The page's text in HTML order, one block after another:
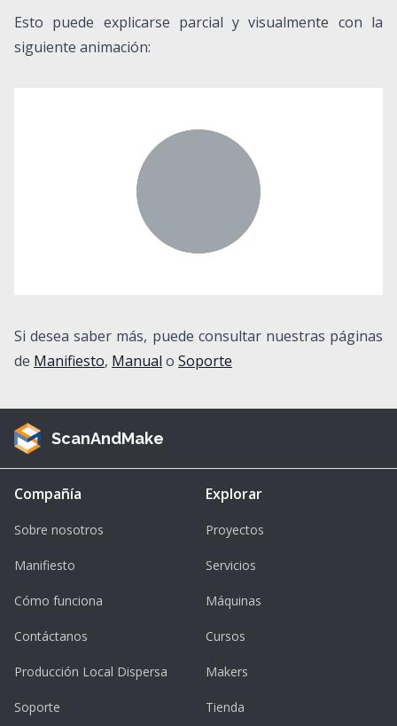
Esto puede explicarse parcial y visualmente con la
siguiente animación:
Si desea saber más, puede consultar nuestras páginas
de Manifiesto, Manual o Soporte
ScanAndMake
Compañía
Sobre nosotros
Manifiesto
Cómo funciona
Contáctanos
Producción Local Dispersa
Soporte
Explorar
Proyectos
Servicios
Máquinas
Cursos
Makers
Tienda